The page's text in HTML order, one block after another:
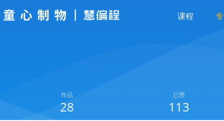
课程
作品
28
已赞
113